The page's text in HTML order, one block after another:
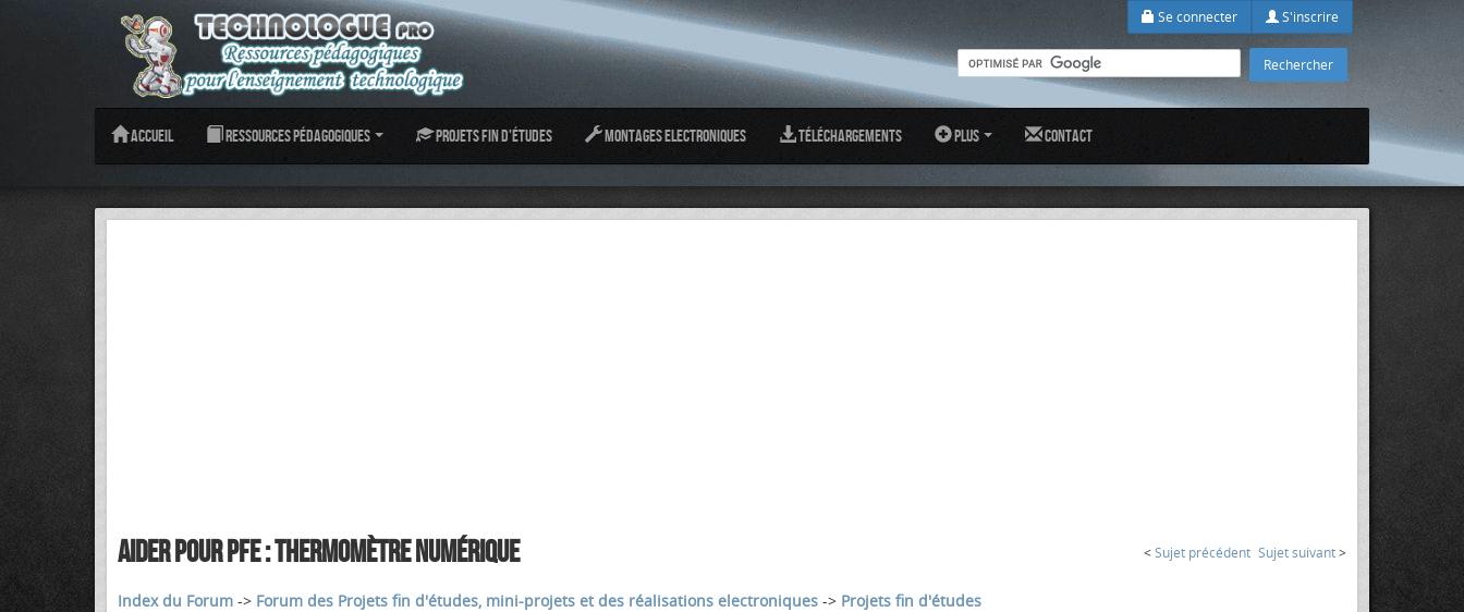
Se connecter S'inscrire
Accueil Ressources pédagogiques Projets fin d'études Montages Electroniques Téléchargements Plus Contact
AIDER POUR PFE : THERMOMÈTRE NUMÉRIQUE < Sujet précédent Sujet suivant >
Index du Forum -> Forum des Projets fin d'études, mini-projets et des réalisations electroniques -> Projets fin d'études